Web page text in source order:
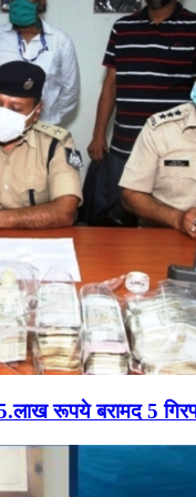
रूपये बरामद 5